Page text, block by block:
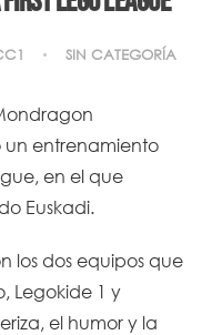
SIN CATEGORÍA
un entrenamiento
en el que
Euskadi.
los dos equipos que
Legokide 1 y
el humor y la